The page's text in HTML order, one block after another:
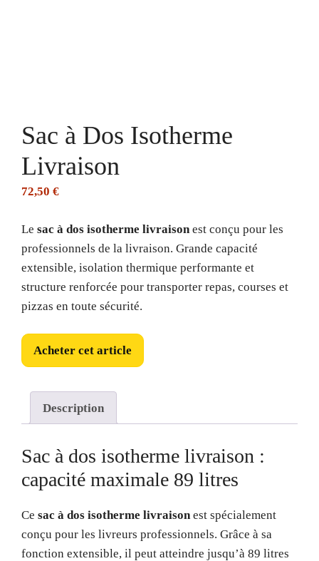
Sac à Dos Isotherme
Livraison
72,50 €
Le sac à dos isotherme livraison est conçu pour les
professionnels de la livraison. Grande capacité
extensible, isolation thermique performante et
structure renforcée pour transporter repas, courses et
pizzas en toute sécurité.
Acheter cet article
Description
Sac à dos isotherme livraison :
capacité maximale 89 litres
Ce sac à dos isotherme livraison est spécialement
conçu pour les livreurs professionnels. Grâce à sa
fonction extensible, il peut atteindre jusqu’à 89 litres